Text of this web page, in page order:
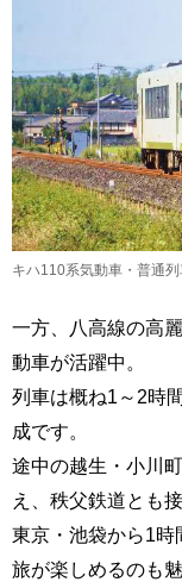
キハ110系気動車・普通
一方、八高線の高
動車が活躍中。
列車は概ね1～2時
成です。
途中の越生・小川
え、秩父鉄道とも接
東京・池袋から1時
旅が楽しめるのも魅